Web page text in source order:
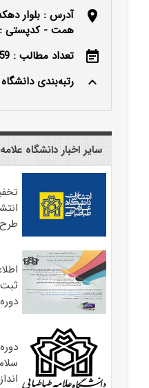
location_on
آدرس : بلوار
همت - کدپستی : 1489684511
event_note
تعداد مطالب : 759
keyboard_arrow_up
رتبه‌بندی
سایر اخبار دانشگاه